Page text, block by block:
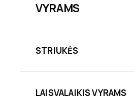
VYRAMS
STRIUKĖS
LAISVALAIKIS VYRAMS